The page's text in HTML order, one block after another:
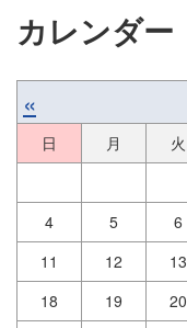
カレンダー
«
日 月 火
4
5 6
11
12 13
18
19 20